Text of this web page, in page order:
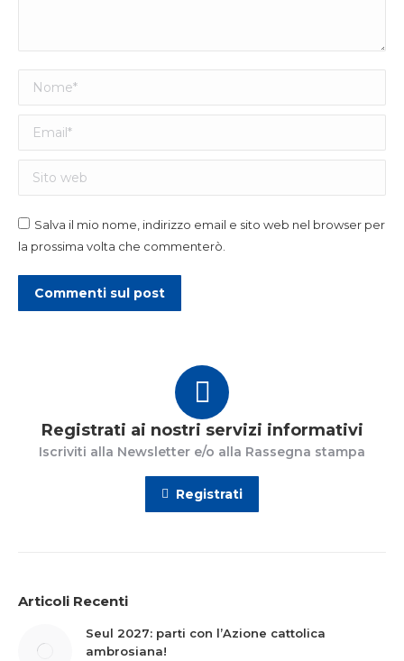
Nome *
Email *
Sito web
Salva il mio nome, indirizzo email e sito web nel browser per
la prossima volta che commenterò.
Commenti sul post
Registrati ai nostri servizi informativi
Iscriviti alla Newsletter e/o alla Rassegna stampa
Registrati
Articoli Recenti
Seul 2027: parti con l’Azione cattolica
ambrosiana!